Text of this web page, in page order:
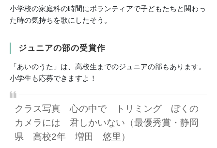
小学校の家庭科の時間にボランティアで子どもたちと関わっ
た時の気持ちを歌にしたそう。
ジュニアの部の受賞作
「あいのうた」は、高校生までのジュニアの部もあります。
小学生も応募できますよ！
クラス写真 心の中で トリミング ぼくの
カメラには 君しかいない（最優秀賞・静岡
県 高校2年 増田 悠里）